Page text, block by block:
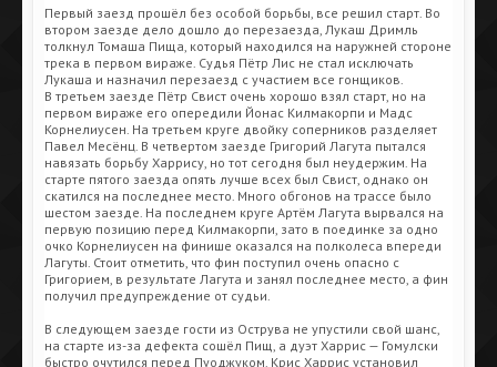
Первый заезд прошёл без особой борьбы, все решил старт. Во
втором заезде дело дошло до перезаезда, Лукаш Дримль
толкнул Томаша Пища, который находился на наружней стороне
трека в первом вираже. Судья Пётр Лис не стал исключать
Лукаша и назначил перезаезд с участием все гонщиков.
В третьем заезде Пётр Свист очень хорошо взял старт, но на
первом вираже его опередили Йонас Килмакорпи и Мадс
Корнелиусен. На третьем круге двойку соперников разделяет
Павел Месёнц. В четвертом заезде Григорий Лагута пытался
навязать борьбу Харрису, но тот сегодня был неудержим. На
старте пятого заезда опять лучше всех был Свист, однако он
скатился на последнее место. Много обгонов на трассе было
шестом заезде. На последнем круге Артём Лагута вырвался на
первую позицию перед Килмакорпи, зато в поединке за одно
очко Корнелиусен на финише оказался на полколеса впереди
Лагуты. Стоит отметить, что фин поступил очень опасно с
Григорием, в результате Лагута и занял последнее место, а фин
получил предупреждение от судьи.
В следующем заезде гости из Острува не упустили свой шанс,
на старте из-за дефекта сошёл Пищ, а дуэт Харрис — Гомулски
быстро очутился перед Пуоджуком. Крис Харрис установил